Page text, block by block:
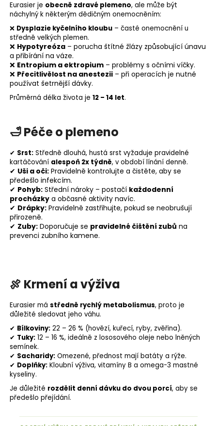
Eurasier je obecně zdravé plemeno, ale může být
náchylný k některým dědičným onemocněním:
❌ Dysplazie kyčelního kloubu – časté onemocnění u
středně velkých plemen.
❌ Hypotyreóza – porucha štítné žlázy způsobující únavu
a přibírání na váze.
❌ Entropium a ektropium – problémy s očními víčky.
❌ Přecitlivělost na anestezii – při operacích je nutné
používat šetrnější dávky.
Průměrná délka života je 12 – 14 let.
🛁Péče o plemeno
✔ Srst: Středně dlouhá, hustá srst vyžaduje pravidelné
kartáčování alespoň 2x týdně, v období línání denně.
✔ Uši a oči: Pravidelně kontrolujte a čistěte, aby se
předešlo infekcím.
✔ Pohyb: Střední nároky – postačí každodenní
procházky a občasné aktivity navíc.
✔ Drápky: Pravidelně zastřihujte, pokud se neobrušují
přirozeně.
✔ Zuby: Doporučuje se pravidelné čištění zubů na
prevenci zubního kamene.
🍖 Krmení a výživa
Eurasier má středně rychlý metabolismus, proto je
důležité sledovat jeho váhu.
✔ Bílkoviny: 22 – 26 % (hovězí, kuřecí, ryby, zvěřina).
✔ Tuky: 12 – 16 %, ideálně z lososového oleje nebo lněných
semínek.
✔ Sacharidy: Omezené, přednost mají batáty a rýže.
✔ Doplňky: Kloubní výživa, vitamíny B a omega-3 mastné
kyseliny.
Je důležité rozdělit denní dávku do dvou porcí, aby se
předešlo přejídání.